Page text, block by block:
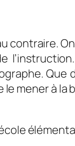
contraire.
le mener à